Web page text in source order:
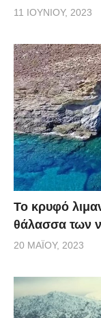
11 ΙΟΥΝΊΟΥ, 2023
Το κρυφό
θάλασσα των
20 ΜΑΪ́ΟΥ, 2023